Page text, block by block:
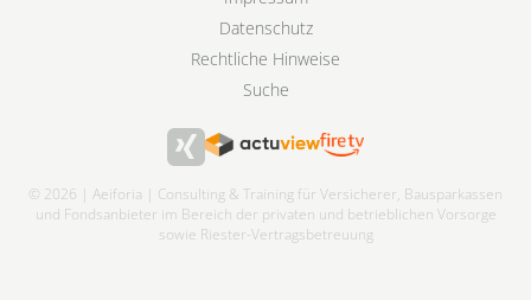
Datenschutz
Rechtliche Hinweise
Suche
© 2026 | Aeiforia | Consulting & Training für Versicherer, Bausparkassen
und Fondsanbieter im Bereich der privaten und betrieblichen Vorsorge
sowie Riester-Vertragsbetreuung